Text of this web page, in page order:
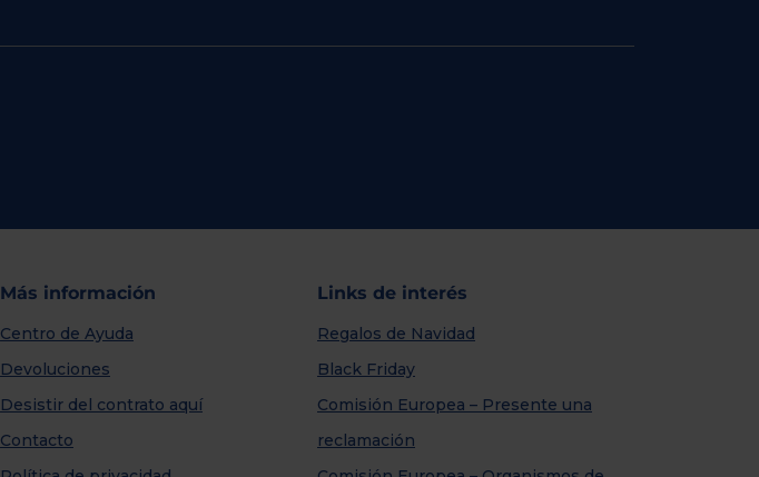
Más información
Centro de Ayuda
Devoluciones
Desistir del contrato aquí
Contacto
Links de interés
Regalos de Navidad
Black Friday
Comisión Europea – Presente una
reclamación